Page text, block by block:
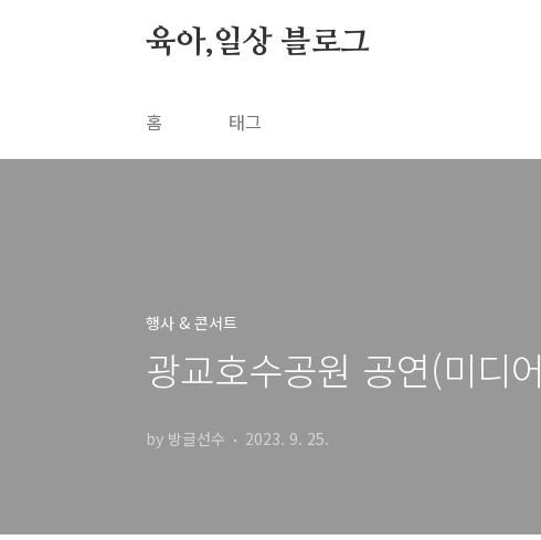
육아,일상 블로그
홈 태그
행사 & 콘서트
광교호수공원 공연(미디
by 방글선수 2023. 9. 25.